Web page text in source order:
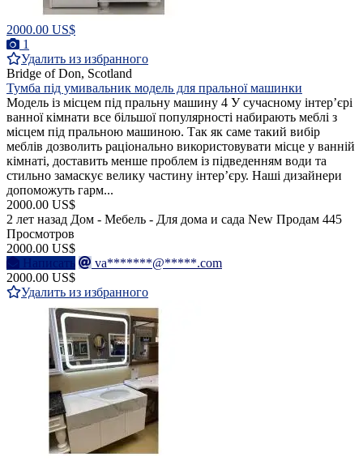
2000.00 US$
1
Удалить из избранного
Bridge of Don, Scotland
Тумба під умивальник модель для пральної машинки
Модель із місцем під пральну машину 4 У сучасному інтер’єрі
ванної кімнати все більшої популярності набирають меблі з
місцем під пральною машиною. Так як саме такий вибір
меблів дозволить раціонально використовувати місце у ванній
кімнаті, доставить менше проблем із підведенням води та
стильно замаскує велику частину інтер’єру. Наші дизайнери
допоможуть гарм...
2000.00 US$
2 лет назад Дом - Мебель - Для дома и сада New Продам 445
Просмотров
2000.00 US$
Написать
va*******@*****.com
2000.00 US$
Удалить из избранного